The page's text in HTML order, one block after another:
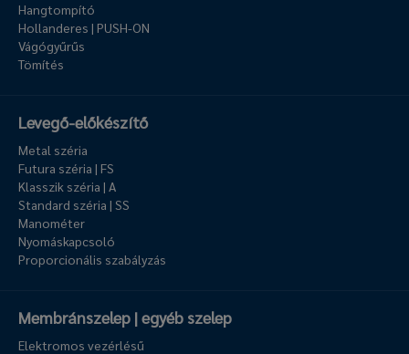
Hangtompító
Hollanderes | PUSH-ON
Vágógyűrűs
Tömítés
Levegő-előkészítő
Metal széria
Futura széria | FS
Klasszik széria | A
Standard széria | SS
Manométer
Nyomáskapcsoló
Proporcionális szabályzás
Membránszelep | egyéb szelep
Elektromos vezérlésű